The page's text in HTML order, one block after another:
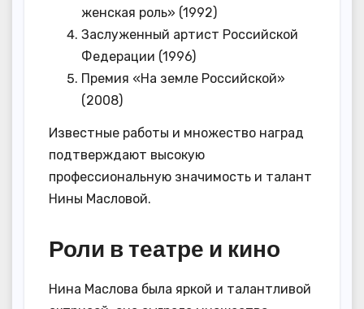
женская роль» (1992)
Заслуженный артист Российской
Федерации (1996)
Премия «На земле Российской»
(2008)
Известные работы и множество наград
подтверждают высокую
профессиональную значимость и талант
Нины Масловой.
Роли в театре и кино
Нина Маслова была яркой и талантливой